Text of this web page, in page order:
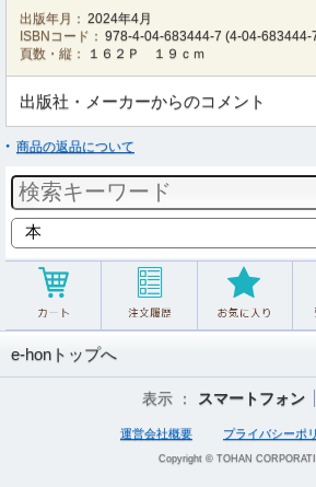
出版年月： 2024年4月
ISBNコード： 978-4-04-683444-7 (4-04-683444-
頁数・縦：
１６２Ｐ １９ｃｍ
出版社・メーカーからのコメント
商品の返品について
e-honトップへ
表示 ： スマートフォン
運営会社概要 プライバシーポ
Copyright © TOHAN